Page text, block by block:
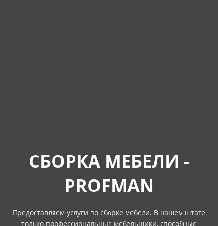
СБОРКА МЕБЕЛИ -
PROFMAN
Предоставляем услуги по сборке мебели. В нашем штате
только профессиональные мебельщики, способные